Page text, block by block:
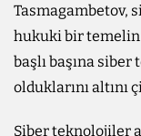
Tasmagambetov,
hukuki bir
başlı başına
olduklarını altını
Siber teknolojiler